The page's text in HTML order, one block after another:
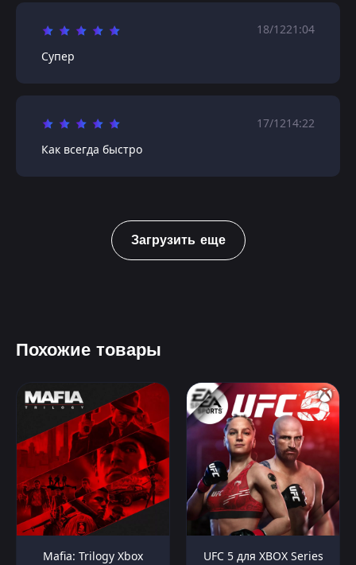
18/1221:04
Супер
17/1214:22
Как всегда быстро
Загрузить еще
Похожие товары
Mafia: Trilogy Xbox
UFC 5 для XBOX Series